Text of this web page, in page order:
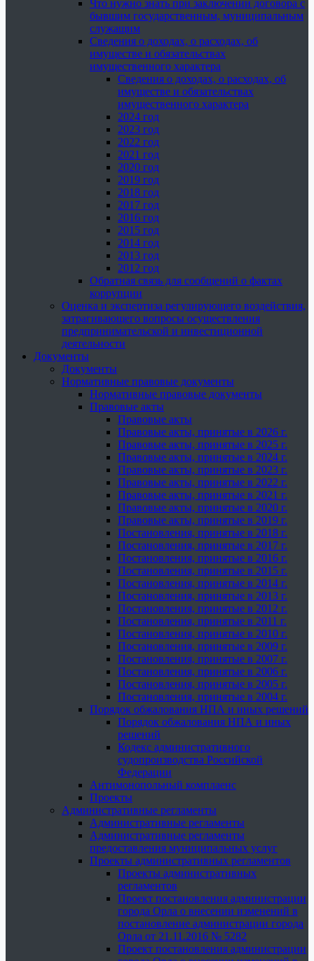
Что нужно знать при заключении договора с
бывшим государственным, муниципальным
служащим
Сведения о доходах, о расходах, об
имуществе и обязательствах
имущественного характера
Сведения о доходах, о расходах, об
имуществе и обязательствах
имущественного характера
2024 год
2023 год
2022 год
2021 год
2020 год
2019 год
2018 год
2017 год
2016 год
2015 год
2014 год
2013 год
2012 год
Обратная связь для сообщений о фактах
коррупции
Оценка и экспертиза регулирующего воздействия,
затрагивающего вопросы осуществления
предпринимательской и инвестиционной
деятельности
Документы
Документы
Нормативные правовые документы
Нормативные правовые документы
Правовые акты
Правовые акты
Правовые акты, принятые в 2026 г.
Правовые акты, принятые в 2025 г.
Правовые акты, принятые в 2024 г.
Правовые акты, принятые в 2023 г.
Правовые акты, принятые в 2022 г.
Правовые акты, принятые в 2021 г.
Правовые акты, принятые в 2020 г.
Правовые акты, принятые в 2019 г.
Постановления, принятые в 2018 г.
Постановления, принятые в 2017 г.
Постановления, принятые в 2016 г.
Постановления, принятые в 2015 г.
Постановления, принятые в 2014 г.
Постановления, принятые в 2013 г.
Постановления, принятые в 2012 г.
Постановления, принятые в 2011 г.
Постановления, принятые в 2010 г.
Постановления, принятые в 2009 г.
Постановления, принятые в 2007 г.
Постановления, принятые в 2006 г.
Постановления, принятые в 2005 г.
Постановления, принятые в 2004 г.
Порядок обжалования НПА и иных решений
Порядок обжалования НПА и иных
решений
Кодекс административного
судопроизводства Российской
Федерации
Антимонопольный комплаенс
Проекты
Административные регламенты
Административные регламенты
Административные регламенты
предоставления муниципальных услуг
Проекты административных регламентов
Проекты административных
регламентов
Проект постановления администрации
города Орла о внесении изменений в
постановление администрации города
Орла от 21.11.2016 № 5282
Проект постановления администрации